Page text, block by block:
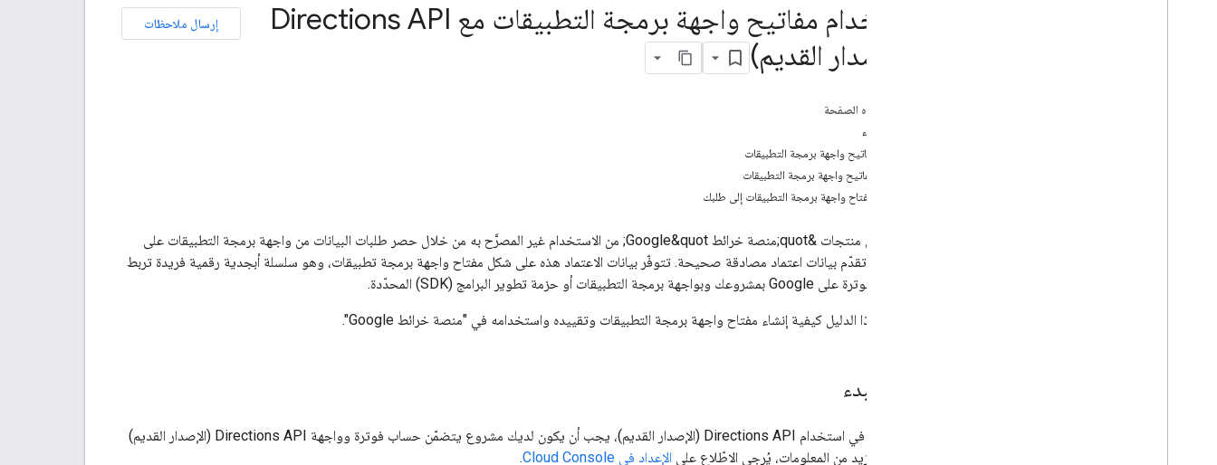
إرسال ملاحظات
استخدام مفاتيح واجهة برمجة التطبيقات مع Directions API
(الإصدار القديم)
على هذه الصفحة
قبل البدء
إنشاء مفاتيح واجهة برمجة التطبيقات
تقييد مفاتيح واجهة برمجة التطبيقات
إضافة مفتاح واجهة برمجة التطبيقات إلى طلبك
يتم تأمين منتجات &quot;منصة خرائط Google&quot; من الاستخدام غير المصرَّح به من خلال حصر طلبات البيانات من واجهة برمجة التطبيقات على
تلك التي تقدّم بيانات اعتماد مصادقة صحيحة. تتوفّر بيانات الاعتماد هذه على شكل مفتاح واجهة برمجة تطبيقات، وهو سلسلة أبجدية رقمية فريدة تربط
حساب الفوترة على Google بمشروعك وبواجهة برمجة التطبيقات أو حزمة تطوير البرامج (SDK) المحدّدة.
يوضّح هذا الدليل كيفية إنشاء مفتاح واجهة برمجة التطبيقات وتقييده واستخدامه في "منصة خرائط Google".
قبل البدء
قبل البدء في استخدام Directions API (الإصدار القديم)، يجب أن يكون لديك مشروع يتضمّن حساب فوترة وواجهة Directions API (الإصدار القديم)
مفعّلة. لمزيد من المعلومات، يُرجى الاطّلاع على الإعداد في Cloud Console .